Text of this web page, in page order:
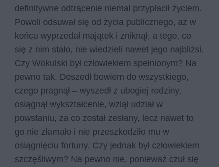
definitywne odtrącenie niemal przypłacił życiem.
Powoli odsuwał się od życia publicznego, aż w
końcu wyprzedał majątek i zniknął, a tego, co
się z nim stało, nie wiedzieli nawet jego najbliżsi.
Czy Wokulski był człowiekiem spełnionym? Na
pewno tak. Doszedł bowiem do wszystkiego,
czego pragnął – wyszedł z ubogiej rodziny,
osiągnął wykształcenie, wziął udział w
powstaniu, za co został zesłany, lecz nawet to
go nie złamało i nie przeszkodziło mu w
osiągnięciu fortuny. Czy jednak był człowiekiem
szczęśliwym? Na pewno nie, ponieważ czuł się